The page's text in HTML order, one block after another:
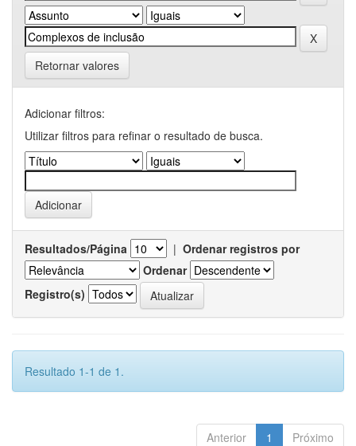
Retornar valores
Adicionar filtros:
Utilizar filtros para refinar o resultado de busca.
Resultados/Página | Ordenar registros por
Ordenar
Registro(s)
Resultado 1-1 de 1.
Anterior 1 Próximo